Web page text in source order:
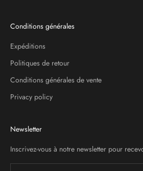
Conditions générales
Expéditions
Politiques de retour
Conditions générales de vente
Privacy policy
Newsletter
Inscrivez-vous à notre newsletter pour